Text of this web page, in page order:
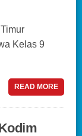
Kelas 9
READ MORE